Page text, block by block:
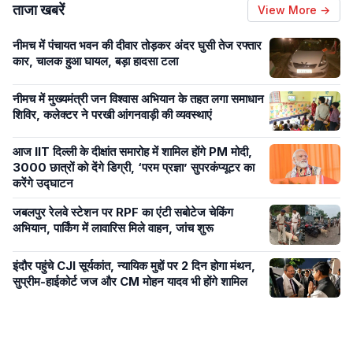
ताजा खबरें View More →
नीमच में पंचायत भवन की दीवार तोड़कर अंदर घुसी तेज रफ्तार
कार, चालक हुआ घायल, बड़ा हादसा टला
नीमच में मुख्यमंत्री जन विश्वास अभियान के तहत लगा समाधान
शिविर, कलेक्टर ने परखी आंगनवाड़ी की व्यवस्थाएं
आज IIT दिल्ली के दीक्षांत समारोह में शामिल होंगे PM मोदी,
3000 छात्रों को देंगे डिग्री, ‘परम प्रज्ञा’ सुपरकंप्यूटर का
करेंगे उद्घाटन
जबलपुर रेलवे स्टेशन पर RPF का एंटी सबोटेज चेकिंग
अभियान, पार्किंग में लावारिस मिले वाहन, जांच शुरू
इंदौर पहुंचे CJI सूर्यकांत, न्यायिक मुद्दों पर 2 दिन होगा मंथन,
सुप्रीम-हाईकोर्ट जज और CM मोहन यादव भी होंगे शामिल